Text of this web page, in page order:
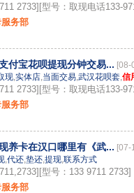
2733][型号：取现电话133-
务部
付宝花呗提现分钟交易... [08-
现,实体店,当面交易,武汉花呗套,信
2733][型号：取现电话133-
务部
养卡在汉口哪里有《武... [07-
,代还,垫还,提现,联系方式
型号：133 9711 2733]
务部